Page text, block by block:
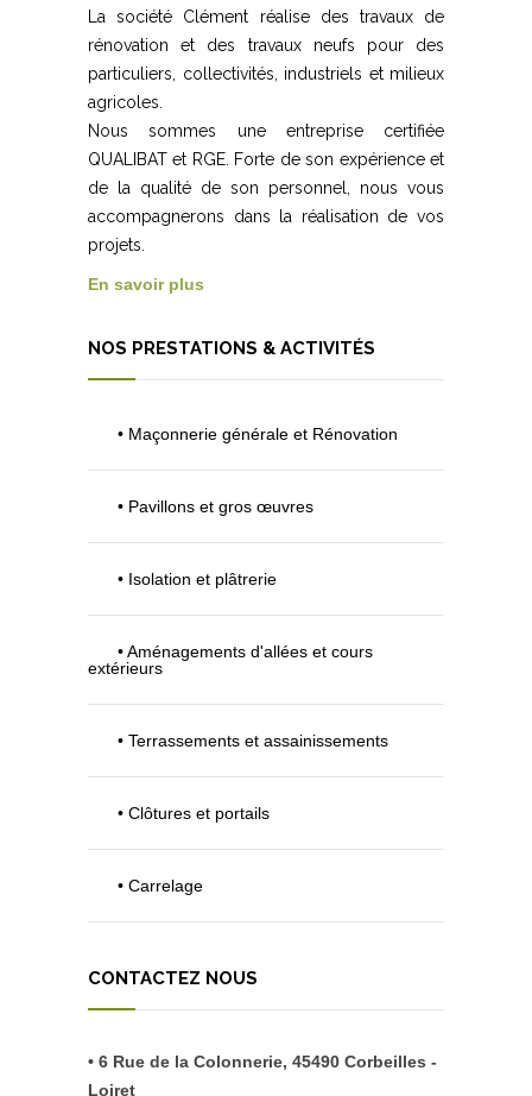
La société Clément réalise des travaux de
rénovation et des travaux neufs pour des
particuliers, collectivités, industriels et milieux
agricoles.
Nous sommes une entreprise certifiée
QUALIBAT et RGE. Forte de son expérience et
de la qualité de son personnel, nous vous
accompagnerons dans la réalisation de vos
projets.
En savoir plus
NOS PRESTATIONS & ACTIVITÉS
• Maçonnerie générale et Rénovation
• Pavillons et gros œuvres
• Isolation et plâtrerie
• Aménagements d'allées et cours
extérieurs
• Terrassements et assainissements
• Clôtures et portails
• Carrelage
CONTACTEZ NOUS
• 6 Rue de la Colonnerie, 45490 Corbeilles -
Loiret